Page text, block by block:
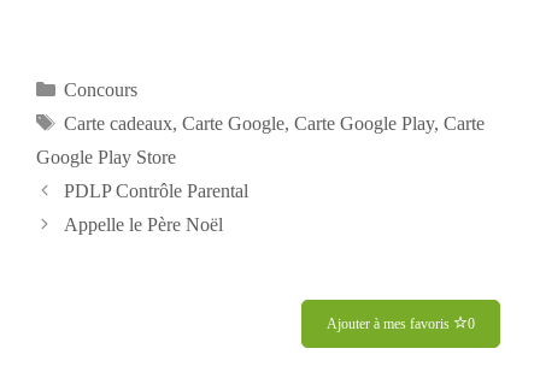
Catégories
Concours
Étiquettes
Carte cadeaux, Carte Google, Carte Google Play, Carte
Google Play Store
PDLP Contrôle Parental
Appelle le Père Noël
Ajouter à mes favoris 0